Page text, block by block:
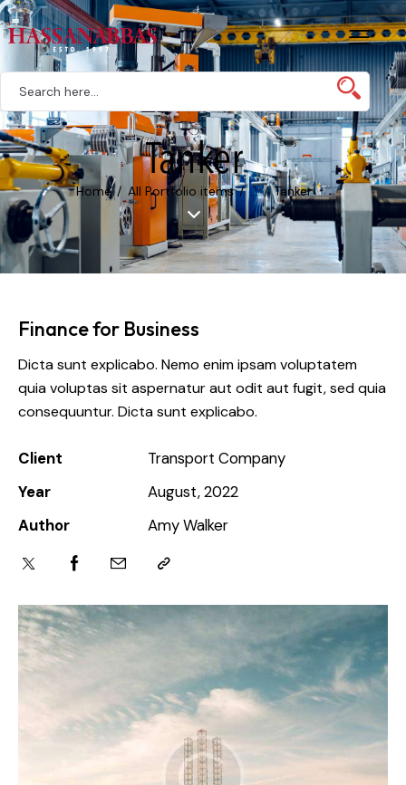
Tanker
Home All Portfolio items ... Tanker
Finance for Business
Dicta sunt explicabo. Nemo enim ipsam voluptatem
quia voluptas sit aspernatur aut odit aut fugit, sed quia
consequuntur. Dicta sunt explicabo.
Client
Transport Company
Year
August, 2022
Author
Amy Walker